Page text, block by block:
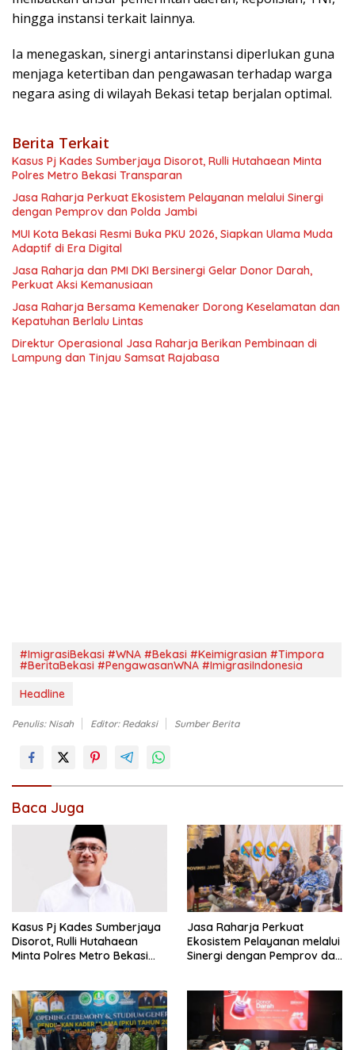
hingga instansi terkait lainnya.
Ia menegaskan, sinergi antarinstansi diperlukan guna
menjaga ketertiban dan pengawasan terhadap warga
negara asing di wilayah Bekasi tetap berjalan optimal.
Berita Terkait
Kasus Pj Kades Sumberjaya Disorot, Rulli Hutahaean Minta
Polres Metro Bekasi Transparan
Jasa Raharja Perkuat Ekosistem Pelayanan melalui Sinergi
dengan Pemprov dan Polda Jambi
MUI Kota Bekasi Resmi Buka PKU 2026, Siapkan Ulama Muda
Adaptif di Era Digital
Jasa Raharja dan PMI DKI Bersinergi Gelar Donor Darah,
Perkuat Aksi Kemanusiaan
Jasa Raharja Bersama Kemenaker Dorong Keselamatan dan
Kepatuhan Berlalu Lintas
Direktur Operasional Jasa Raharja Berikan Pembinaan di
Lampung dan Tinjau Samsat Rajabasa
#ImigrasiBekasi #WNA #Bekasi #Keimigrasian #Timpora
#BeritaBekasi #PengawasanWNA #ImigrasiIndonesia
Headline
Penulis: Nisah Editor: Redaksi Sumber Berita
Baca Juga
Kasus Pj Kades Sumberjaya
Disorot, Rulli Hutahaean
Minta Polres Metro Bekasi
Jasa Raharja Perkuat
Ekosistem Pelayanan melalui
Sinergi dengan Pemprov dan